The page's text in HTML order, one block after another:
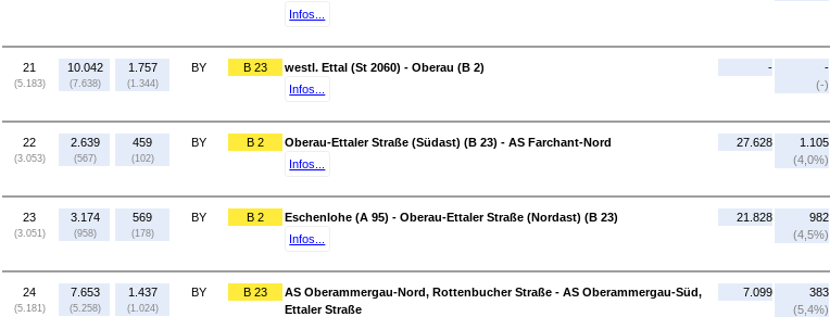
Infos...
21
(5.183)
10.042
(7.638)
1.757
(1.344)
BY B 23
westl. Ettal (St 2060) - Oberau (B 2)
Infos...
-
-
(-)
22
(3.053)
2.639
(567)
459
(102)
BY B 2
Oberau-Ettaler Straße (Südast) (B 23) - AS Farchant-Nord
Infos...
27.628
1.105
(4,0%)
23
(3.051)
3.174
(958)
569
(178)
BY B 2
Eschenlohe (A 95) - Oberau-Ettaler Straße (Nordast) (B 23)
Infos...
21.828
982
(4,5%)
24
(5.181)
7.653
(5.258)
1.437
(1.024)
BY B 23
AS Oberammergau-Nord, Rottenbucher Straße - AS Oberammergau-Süd,
Ettaler Straße
7.099
383
(5,4%)